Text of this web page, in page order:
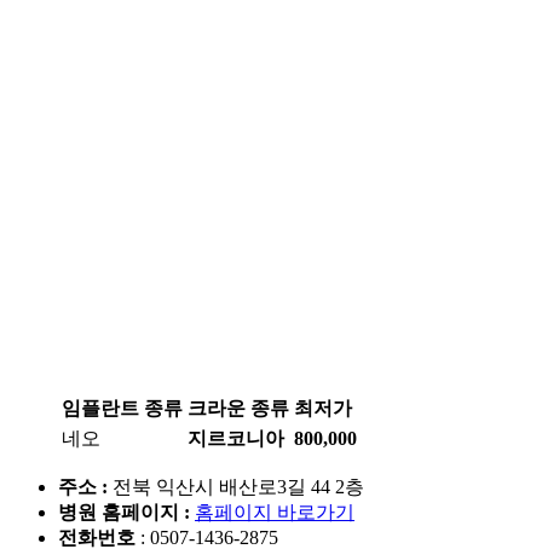
임플란트 종류 크라운 종류 최저가
네오
지르코니아 800,000
주소 : 전북 익산시 배산로3길 44 2층
병원 홈페이지 : 홈페이지 바로가기
전화번호 : 0507-1436-2875